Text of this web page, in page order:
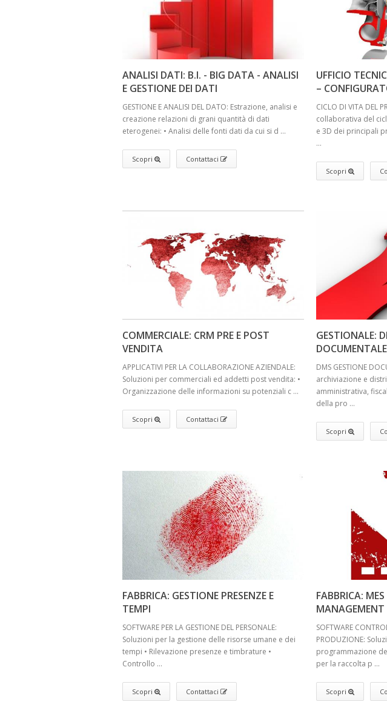
ANALISI DATI: B.I. - BIG DATA - ANALISI
E GESTIONE DEI DATI
GESTIONE E ANALISI DEL DATO: Estrazione, analisi e
creazione relazioni di grani quantità di dati
eterogenei: • Analisi delle fonti dati da cui si d ...
Scopri Contattaci
UFFICIO
–
CICLO DI VITA DEL
collaborativa del
e 3D dei principali
...
Scopri
COMMERCIALE: CRM PRE E POST
VENDITA
APPLICATIVI PER LA COLLABORAZIONE AZIENDALE:
Soluzioni per commerciali ed addetti post vendita: •
Organizzazione delle informazioni su potenziali c ...
Scopri Contattaci
GESTIONALE:
DOCUMENTALE
DMS GESTIONE
archiviazione e
amministrativa,
della pro ...
Scopri
FABBRICA: GESTIONE PRESENZE E
TEMPI
SOFTWARE PER LA GESTIONE DEL PERSONALE:
Soluzioni per la gestione delle risorse umane e dei
tempi • Rilevazione presenze e timbrature •
Controllo ...
Scopri Contattaci
FABBRICA:
MANAGEMENT
SOFTWARE
PRODUZIONE:
programmazione
per la raccolta p ...
Scopri